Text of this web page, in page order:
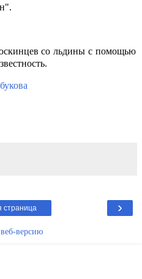
со льдины с помощью
›
страница
версию